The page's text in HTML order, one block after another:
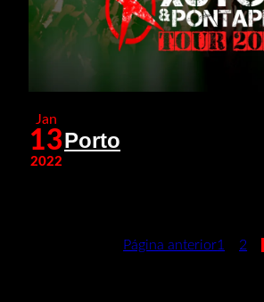
Jan
13
2022
Porto
Página anterior1 2